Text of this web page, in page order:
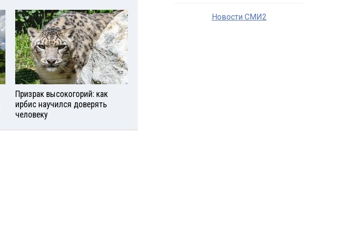
Призрак высокогорий: как
ирбис научился доверять
человеку
Новости СМИ2